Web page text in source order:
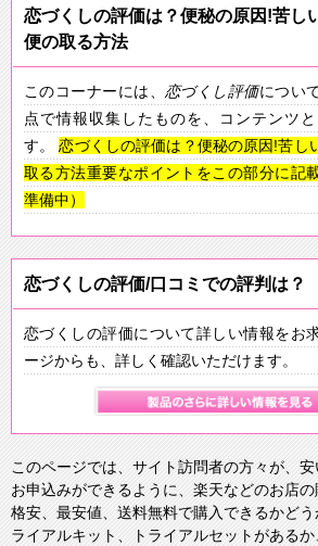
恋づくしの評価は？便秘の原因!苦し
便の取る方法
このコーナーには、 恋づくし評価につい
点で情報収集したものを、コンテンツ
す。恋づくしの評価は？便秘の原因!苦し
取る方法重要なポイントをこの部分に記
準備中）
恋づくしの評価/口コミでの評判は？
恋づくしの評価について詳しい情報をお
ージからも、詳しく確認いただけます。
このページでは、サイト訪問者の方々が、
お申込みができるように、楽天などのお店の
格安、最安値、送料無料で購入できるかど
ライアルキット、トライアルセットがある